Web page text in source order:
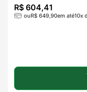
R$ 604 41
ouR$ 649 90em até10x